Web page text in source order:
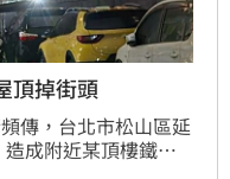
頂掉街頭
傳，台北市松山區延
成附近某頂樓鐵皮